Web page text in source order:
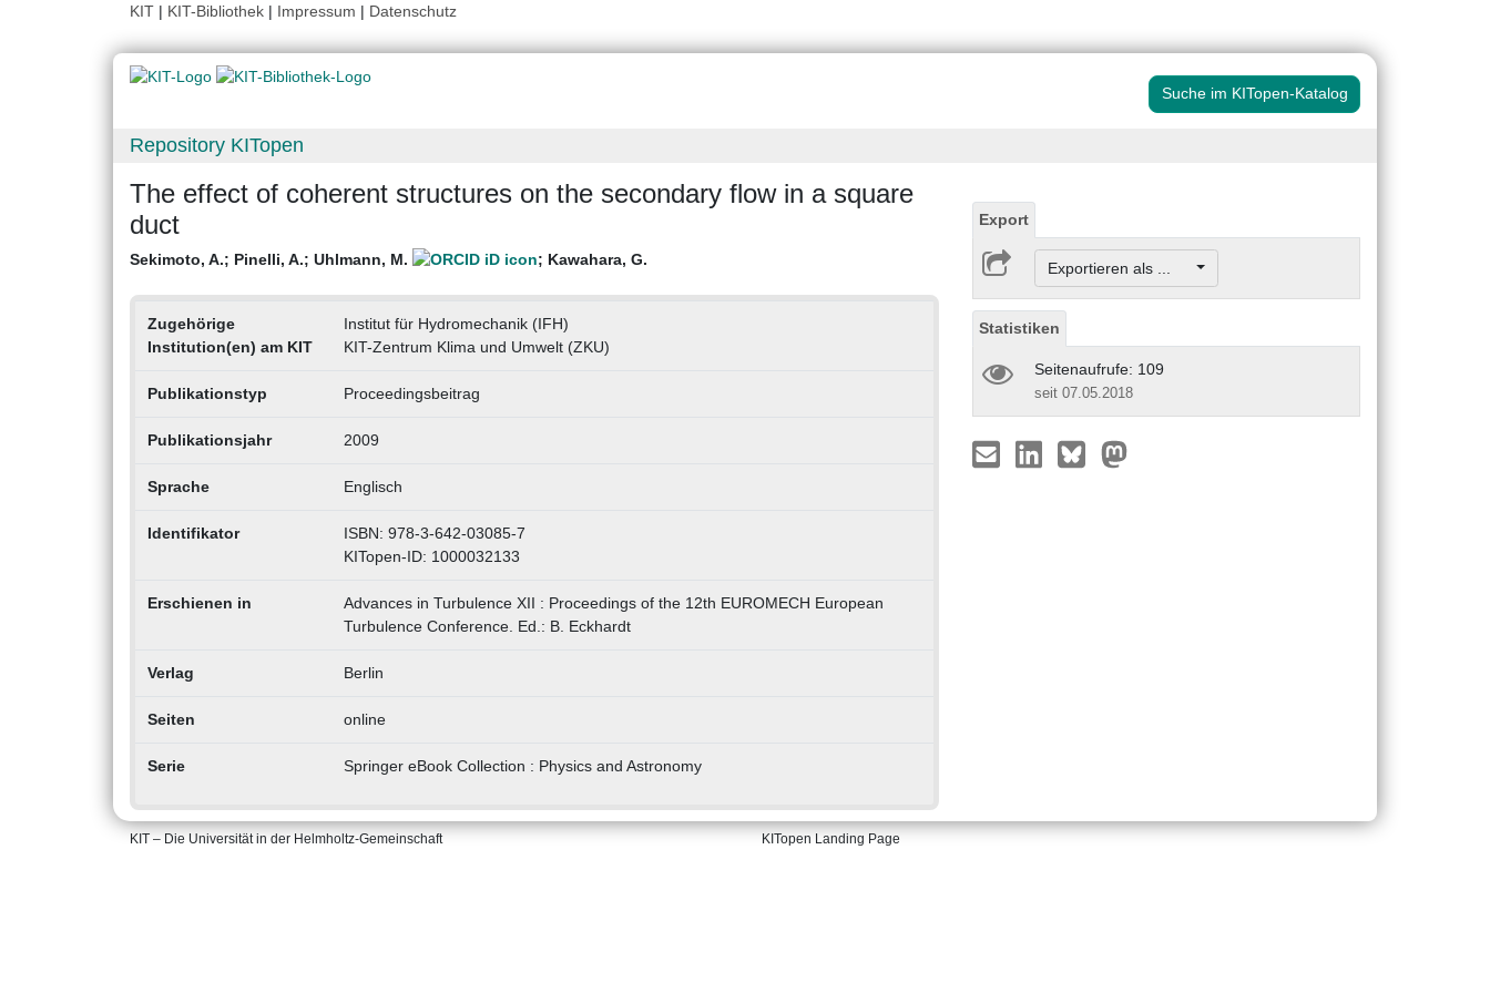
KIT | KIT-Bibliothek | Impressum | Datenschutz
Suche im KITopen-Katalog
Repository KITopen
The effect of coherent structures on the secondary flow in a square
duct
Sekimoto, A.; Pinelli, A.; Uhlmann, M. ; Kawahara, G.
Zugehörige
Institution(en) am KIT
Institut für Hydromechanik (IFH)
KIT-Zentrum Klima und Umwelt (ZKU)
Publikationstyp Proceedingsbeitrag
Publikationsjahr 2009
Sprache Englisch
Identifikator
ISBN: 978-3-642-03085-7
KITopen-ID: 1000032133
Erschienen in
Advances in Turbulence XII : Proceedings of the 12th EUROMECH European
Turbulence Conference. Ed.: B. Eckhardt
Verlag Berlin
Seiten online
Serie Springer eBook Collection : Physics and Astronomy
Export
Exportieren als ...
Statistiken
Seitenaufrufe: 109
seit 07.05.2018
KIT – Die Universität in der Helmholtz-Gemeinschaft KITopen Landing Page